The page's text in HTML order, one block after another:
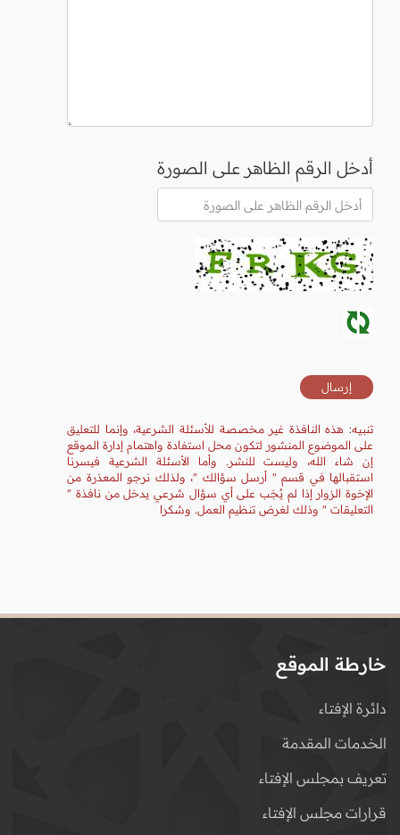
أدخل الرقم الظاهر على الصورة
تنبيه: هذه النافذة غير مخصصة للأسئلة الشرعية، وإنما للتعليق
على الموضوع المنشور لتكون محل استفادة واهتمام إدارة الموقع
إن شاء الله، وليست للنشر. وأما الأسئلة الشرعية فيسرنا
استقبالها في قسم " أرسل سؤالك "، ولذلك نرجو المعذرة من
الإخوة الزوار إذا لم يُجَب على أي سؤال شرعي يدخل من نافذة "
التعليقات " وذلك لغرض تنظيم العمل. وشكرا
خارطة الموقع
دائرة الإفتاء
الخدمات المقدمة
تعريف بمجلس الإفتاء
قرارات مجلس الإفتاء